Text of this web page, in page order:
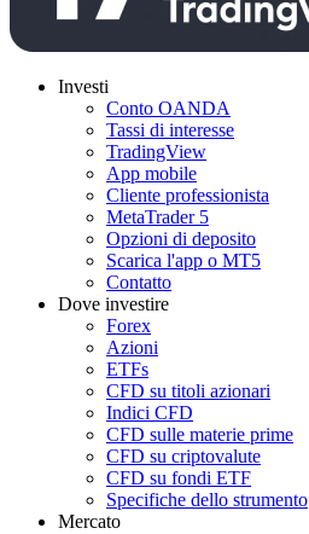
Investi
Conto OANDA
Tassi di interesse
TradingView
App mobile
Cliente professionista
MetaTrader 5
Opzioni di deposito
Scarica l'app o MT5
Contatto
Dove investire
Forex
Azioni
ETFs
CFD su titoli azionari
Indici CFD
CFD sulle materie prime
CFD su criptovalute
CFD su fondi ETF
Specifiche dello strumento
Mercato